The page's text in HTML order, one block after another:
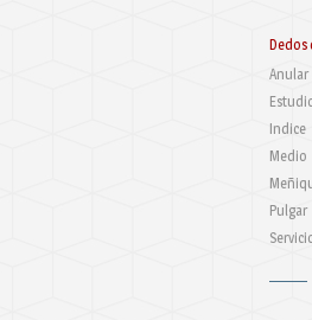
Dedos
Anular
Indice
Medio
Pulgar